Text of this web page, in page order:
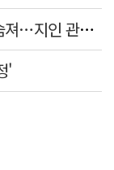
서울 면목동서 60대 남성 2명 흉기에 숨져…지인 관계로 추정
'